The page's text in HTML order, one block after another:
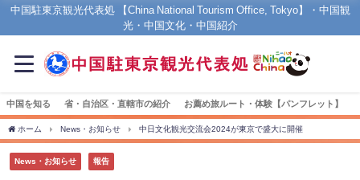
中国駐東京観光代表処 【China National Tourism Office, Tokyo】・中国観
光・中国文化・中国紹介
中国を知る 省・自治区・直轄市の紹介 お薦め旅ルート・体験【パンフレット】
ホーム News・お知らせ 中日文化観光交流会2024が東京で盛大に開催
News・お知らせ 報告